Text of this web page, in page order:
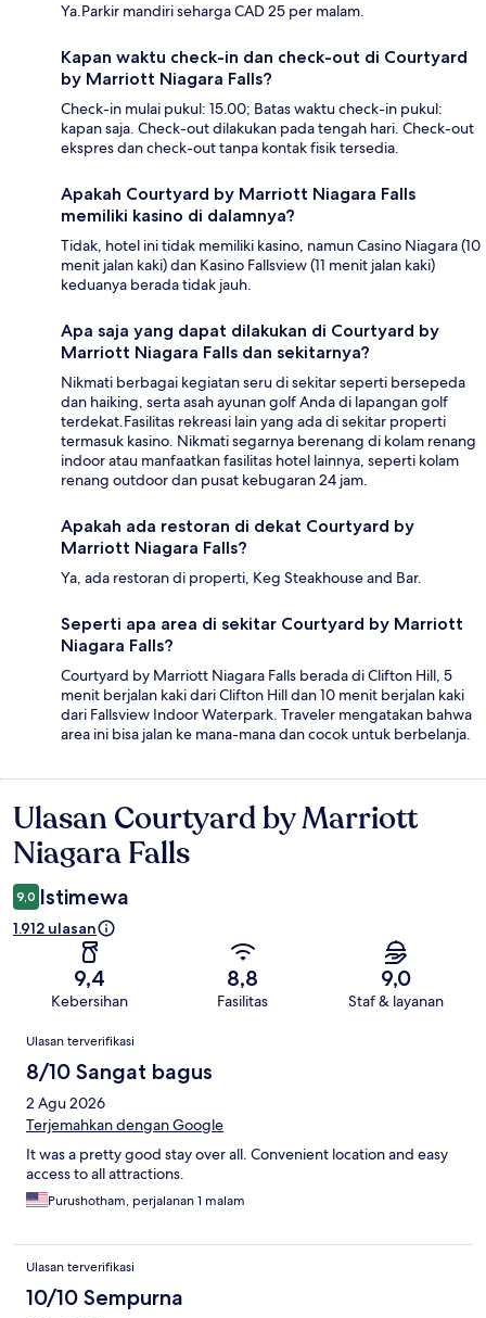
Ya.Parkir mandiri seharga CAD 25 per malam.
Kapan waktu check-in dan check-out di Courtyard
by Marriott Niagara Falls?
Check-in mulai pukul: 15.00; Batas waktu check-in pukul:
kapan saja. Check-out dilakukan pada tengah hari. Check-out
ekspres dan check-out tanpa kontak fisik tersedia.
Apakah Courtyard by Marriott Niagara Falls
memiliki kasino di dalamnya?
Tidak, hotel ini tidak memiliki kasino, namun Casino Niagara (10
menit jalan kaki) dan Kasino Fallsview (11 menit jalan kaki)
keduanya berada tidak jauh.
Apa saja yang dapat dilakukan di Courtyard by
Marriott Niagara Falls dan sekitarnya?
Nikmati berbagai kegiatan seru di sekitar seperti bersepeda
dan haiking, serta asah ayunan golf Anda di lapangan golf
terdekat.Fasilitas rekreasi lain yang ada di sekitar properti
termasuk kasino. Nikmati segarnya berenang di kolam renang
indoor atau manfaatkan fasilitas hotel lainnya, seperti kolam
renang outdoor dan pusat kebugaran 24 jam.
Apakah ada restoran di dekat Courtyard by
Marriott Niagara Falls?
Ya, ada restoran di properti, Keg Steakhouse and Bar.
Seperti apa area di sekitar Courtyard by Marriott
Niagara Falls?
Courtyard by Marriott Niagara Falls berada di Clifton Hill, 5
menit berjalan kaki dari Clifton Hill dan 10 menit berjalan kaki
dari Fallsview Indoor Waterpark. Traveler mengatakan bahwa
area ini bisa jalan ke mana-mana dan cocok untuk berbelanja.
Ulasan
Ulasan Courtyard by Marriott
Niagara Falls
9,0 Istimewa
1.912 ulasan
9,4
Kebersihan
8,8
Fasilitas
9,0
Staf & layanan
Ulasan
Ulasan terverifikasi
8/10 Sangat bagus
2 Agu 2026
Terjemahkan dengan Google
It was a pretty good stay over all. Convenient location and easy
access to all attractions.
Purushotham, perjalanan 1 malam
Ulasan terverifikasi
10/10 Sempurna